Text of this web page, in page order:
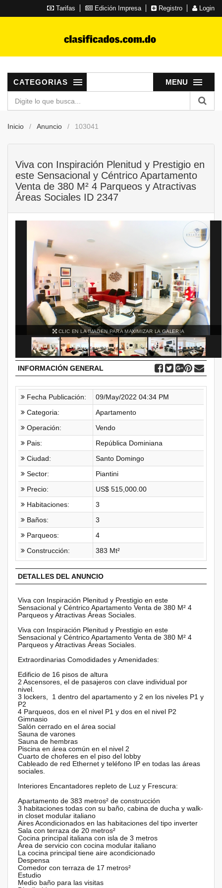
Tarifas Edición Impresa Registro Login
MENU
CATEGORIAS
Inicio Anuncio 103041
Viva con Inspiración Plenitud y Prestigio en
este Sensacional y Céntrico Apartamento
Venta de 380 M² 4 Parqueos y Atractivas
Áreas Sociales ID 2347
CLIC EN LA IMAGEN PARA MAXIMIZAR LA GALERIA
INFORMACIÓN GENERAL
Fecha Publicación:
09/May/2022 04:34 PM
Categoria:
Apartamento
Operación:
Vendo
Pais:
República Dominiana
Ciudad:
Santo Domingo
Sector:
Piantini
Precio:
US$ 515,000.00
Habitaciones:
3
Baños:
3
Parqueos:
4
Construcción:
383 Mt²
DETALLES DEL ANUNCIO
Viva con Inspiración Plenitud y Prestigio en este
Sensacional y Céntrico Apartamento Venta de 380 M² 4
Parqueos y Atractivas Áreas Sociales.
Viva con Inspiración Plenitud y Prestigio en este
Sensacional y Céntrico Apartamento Venta de 380 M² 4
Parqueos y Atractivas Áreas Sociales.
Extraordinarias Comodidades y Amenidades:
Edificio de 16 pisos de altura
2 Ascensores, el de pasajeros con clave individual por
nivel.
3 lockers, 1 dentro del apartamento y 2 en los niveles P1 y
P2
4 Parqueos, dos en el nivel P1 y dos en el nivel P2
Gimnasio
Salón cerrado en el área social
Sauna de varones
Sauna de hembras
Piscina en área común en el nivel 2
Cuarto de choferes en el piso del lobby
Cableado de red Ethernet y teléfono IP en todas las áreas
sociales.
Interiores Encantadores repleto de Luz y Frescura:
Apartamento de 383 metros² de construcción
3 habitaciones todas con su baño, cabina de ducha y walk-
in closet modular italiano
Aires Acondicionados en las habitaciones del tipo inverter
Sala con terraza de 20 metros²
Cocina principal italiana con isla de 3 metros
Área de servicio con cocina modular italiano
La cocina principal tiene aire acondicionado
Despensa
Comedor con terraza de 17 metros²
Estudio
Medio baño para las visitas